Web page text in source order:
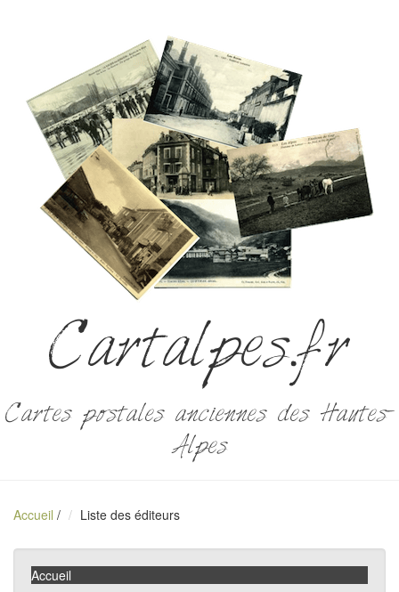
Cartalpes.fr
Cartes postales anciennes des Hautes-
Alpes
Accueil / Liste des éditeurs
Accueil